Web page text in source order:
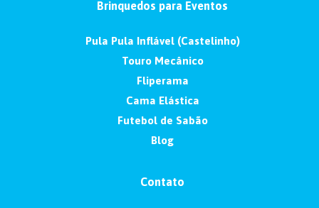
Brinquedos para Eventos
Pula Pula Inflável (Castelinho)
Touro Mecânico
Fliperama
Cama Elástica
Futebol de Sabão
Blog
Contato